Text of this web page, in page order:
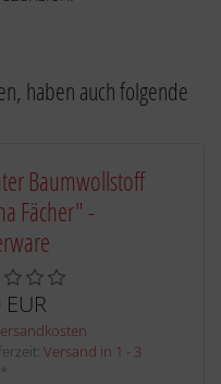
haben auch folgende
Baumwollstoff
Fächer" -
Versand in 1 - 3
*